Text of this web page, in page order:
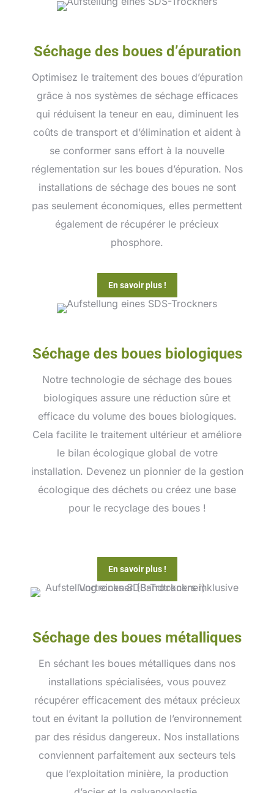
Séchage des boues d’épuration
Optimisez le traitement des boues d’épuration
grâce à nos systèmes de séchage efficaces
qui réduisent la teneur en eau, diminuent les
coûts de transport et d’élimination et aident à
se conformer sans effort à la nouvelle
réglementation sur les boues d’épuration. Nos
installations de séchage des boues ne sont
pas seulement économiques, elles permettent
également de récupérer le précieux
phosphore.
En savoir plus !
Séchage des boues biologiques
Notre technologie de séchage des boues
biologiques assure une réduction sûre et
efficace du volume des boues biologiques.
Cela facilite le traitement ultérieur et améliore
le bilan écologique global de votre
installation. Devenez un pionnier de la gestion
écologique des déchets ou créez une base
pour le recyclage des boues !
En savoir plus !
Séchage des boues métalliques
En séchant les boues métalliques dans nos
installations spécialisées, vous pouvez
récupérer efficacement des métaux précieux
tout en évitant la pollution de l’environnement
par des résidus dangereux. Nos installations
conviennent parfaitement aux secteurs tels
que l’exploitation minière, la production